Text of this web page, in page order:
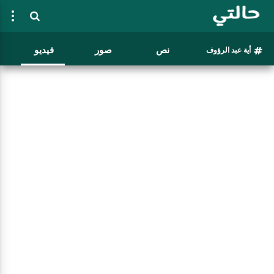
أية عبد الرؤوف نص صور فيديو